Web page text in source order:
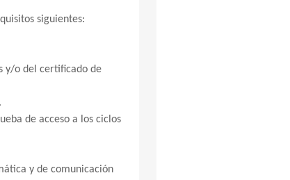
siguientes:
y/o del certificado de
de acceso a los ciclos
y de comunicación